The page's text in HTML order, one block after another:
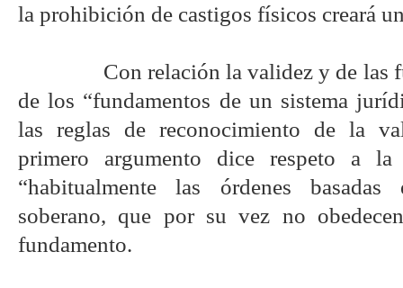
la prohibición de castigos físicos creará
Con relación la validez y de las
de los “fundamentos de un sistema
las reglas de reconocimiento de la
primero argumento dice respeto a
“habitualmente las órdenes basadas
soberano, que por su vez no
fundamento.